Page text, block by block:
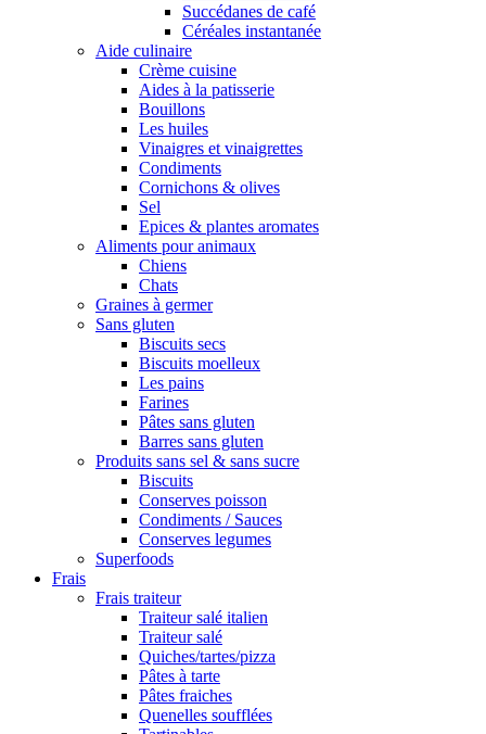
Succédanes de café
Céréales instantanée
Aide culinaire
Crème cuisine
Aides à la patisserie
Bouillons
Les huiles
Vinaigres et vinaigrettes
Condiments
Cornichons & olives
Sel
Epices & plantes aromates
Aliments pour animaux
Chiens
Chats
Graines à germer
Sans gluten
Biscuits secs
Biscuits moelleux
Les pains
Farines
Pâtes sans gluten
Barres sans gluten
Produits sans sel & sans sucre
Biscuits
Conserves poisson
Condiments / Sauces
Conserves legumes
Superfoods
Frais
Frais traiteur
Traiteur salé italien
Traiteur salé
Quiches/tartes/pizza
Pâtes à tarte
Pâtes fraiches
Quenelles soufflées